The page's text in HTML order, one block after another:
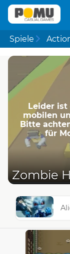
Spiele
Leider ist
mobilen
Bitte
für
Zombie